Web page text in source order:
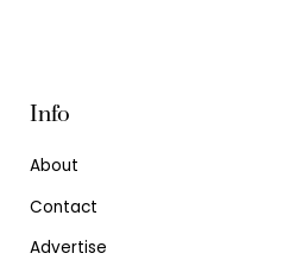
Info
About
Contact
Advertise